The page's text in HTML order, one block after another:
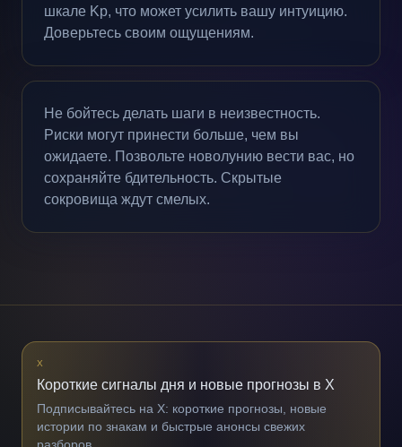
шкале Kp, что может усилить вашу интуицию.
Доверьтесь своим ощущениям.
Не бойтесь делать шаги в неизвестность.
Риски могут принести больше, чем вы
ожидаете. Позвольте новолунию вести вас, но
сохраняйте бдительность. Скрытые
сокровища ждут смелых.
X
Короткие сигналы дня и новые прогнозы в X
Подписывайтесь на X: короткие прогнозы, новые
истории по знакам и быстрые анонсы свежих